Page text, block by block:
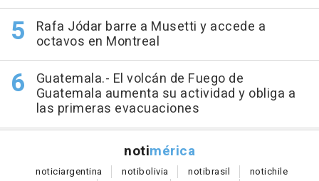
Rafa Jódar barre a Musetti y accede a
octavos en Montreal
Guatemala.- El volcán de Fuego de
Guatemala aumenta su actividad y obliga a
las primeras evacuaciones
notimérica
noticiargentina notibolivia notibrasil notichile